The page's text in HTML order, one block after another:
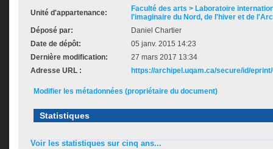
Unité d'appartenance:
Faculté des arts > Laboratoire
l'imaginaire du Nord, de l'hiver et de
Déposé par:
Daniel Chartier
Date de dépôt:
05 janv. 2015 14:23
Dernière modification:
27 mars 2017 13:34
Adresse URL :
https://archipel.uqam.ca/secure/id/
Modifier les métadonnées (propriétaire du document)
Statistiques
Voir les statistiques sur cinq ans...